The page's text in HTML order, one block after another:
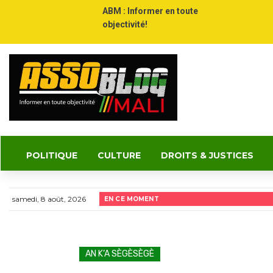
ABM : Informer en toute
objectivité!
POLITIQUE CULTURE DROITS & JUSTICES
samedi, 8 août, 2026 EN CE MOMENT
AN K’A SÈGÈSÈGÈ